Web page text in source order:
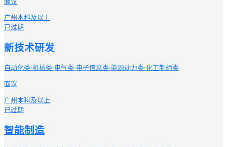
广州本科及以上
已过期
新技术研发
自动化类·机械类·电气类·电子信息类·能源动力类·化工制药类
面议
广州本科及以上
已过期
智能制造